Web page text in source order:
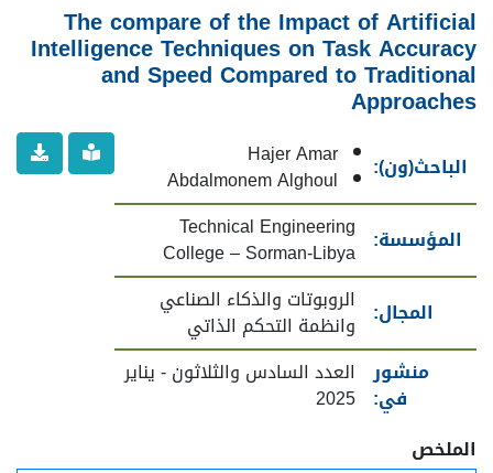
The compare of the Impact of Artificial
Intelligence Techniques on Task Accuracy
and Speed Compared to Traditional
Approaches
الباحث(ون): Hajer Amar
Abdalmonem Alghoul
المؤسسة: Technical Engineering
College – Sorman-Libya
المجال:
الروبوتات والذكاء الصناعي
وانظمة التحكم الذاتي
منشور
في:
العدد السادس والثلاثون - يناير
2025
الملخص